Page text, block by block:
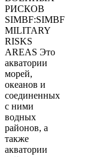
РИСКОВ
SIMBF:SIMBF
MILITARY
RISKS
AREAS Это
акватории
морей,
океанов и
соединенных
с ними
водных
районов, а
также
акватории